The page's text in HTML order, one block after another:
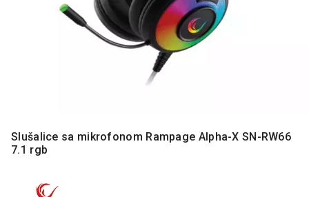
RAČUNARSKE
KOMPONENTE
PERIFERIJE
Slušalice sa mikrofonom Rampage Alpha-X SN-RW66
7.1 rgb